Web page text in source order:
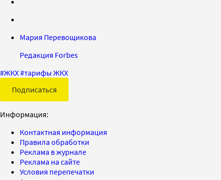
Мария Перевощикова
Редакция Forbes
#ЖКХ#тарифы ЖКХ
Подписаться
Информация:
Контактная информация
Правила обработки
Реклама в журнале
Реклама на сайте
Условия перепечатки